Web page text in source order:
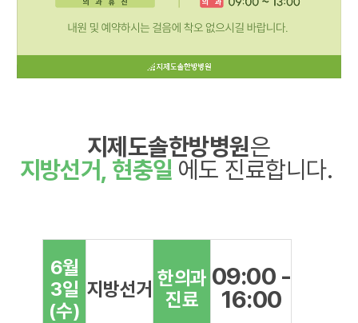
지제도솔한방병원은
지방선거, 현충일 에도 진료합니다.
6월
3일
(수)
지방선거 한의과
진료
09:00 -
16:00